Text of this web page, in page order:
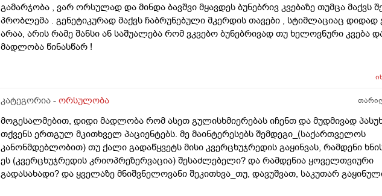
გამარჯობა , ვარ ორსულად და მინდა ბავშვი მყავდეს ბუნებრივ კვებაზე თუმცა მაქვს
პრობლემა . გენეტიკურად მაქვს ჩაბრუნებული მკერდის თავები , სტიმლაციაც დიდად
არაა, არის რამე შანსი ან საშუალება რომ ვკვებო ბუნებრივად თუ ხელოვნური კვება
მადლობა წინასწარ !
კატეგორია - ორსულობა
მოგესალმებით, დიდი მადლობა რომ ასეთ გულისხმიერებას იჩენთ და მუდმივად
თქვენს ერთგულ მკითხველ პაციენტებს. მე მაინტერესებს შემდეგი_(საქართველოს
კანონმდებლობით) თუ ქალი გადაწყვეტს მისი კვერცხუჯრედის გაყინვას, რამდენი
ეს (კვერცხუჯრედის კრიოპრეზერვაცია) შესაძლებელი? და რამდენია ყოველთვიური
გადასახადი? და ყველაზე მნიშვნელოვანი შეკითხვა_თუ, დავუშვათ, საკუთარ